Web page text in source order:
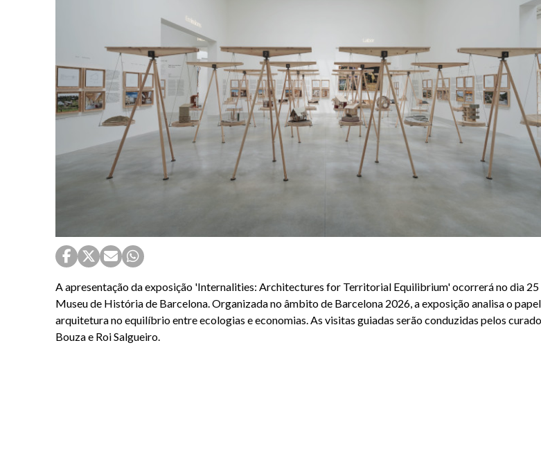
A apresentação da exposição 'Internalities: Architectures for Territorial Equilibrium' ocorrerá no dia 25
Museu de História de Barcelona. Organizada no âmbito de Barcelona 2026, a exposição analisa o
arquitetura no equilíbrio entre ecologias e economias. As visitas guiadas serão conduzidas pelos
Bouza e Roi Salgueiro.